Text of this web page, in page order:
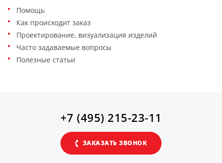
Помощь
Как происходит заказ
Проектирование, визуализация изделий
Часто задаваемые вопросы
Полезные статьи
+7 (495) 215-23-11
ЗАКАЗАТЬ ЗВОНОК